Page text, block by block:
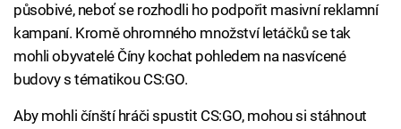
působivé, neboť se rozhodli ho podpořit masivní reklamní
kampaní. Kromě ohromného množství letáčků se tak
mohli obyvatelé Číny kochat pohledem na nasvícené
budovy s tématikou CS:GO.
Aby mohli čínští hráči spustit CS:GO, mohou si stáhnout